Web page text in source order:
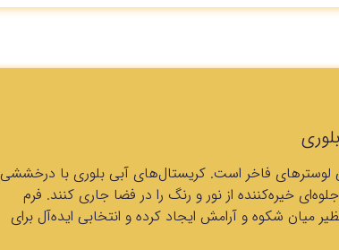
لوسترهای فاخر است. کریستال‌های آبی بلوری با درخششی
خیره‌کننده از نور و رنگ را در فضا جاری کنند. فرم
میان شکوه و آرامش ایجاد کرده و انتخابی ایده‌آل برای